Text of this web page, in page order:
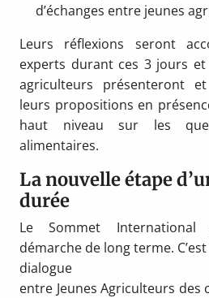
d’échanges entre jeunes
Leurs réflexions seront
experts durant ces 3 jours
agriculteurs présenteront
leurs propositions en
haut niveau sur les
alimentaires.
La nouvelle étape
durée
Le Sommet
démarche de long terme.
dialogue
entre Jeunes Agriculteurs